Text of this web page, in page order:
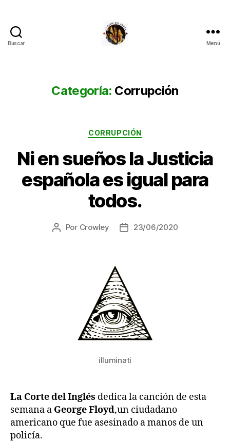
Buscar
Inglés
Menú
Categoría: Corrupción
Categorías
CORRUPCIÓN
Ni en sueños la Justicia
española es igual para
todos.
Autor
Por Crowley
Fecha23/06/2020
illuminati
La Corte del Inglés dedica la canción de esta
semana a George Floyd,un ciudadano
americano que fue asesinado a manos de un
policía.